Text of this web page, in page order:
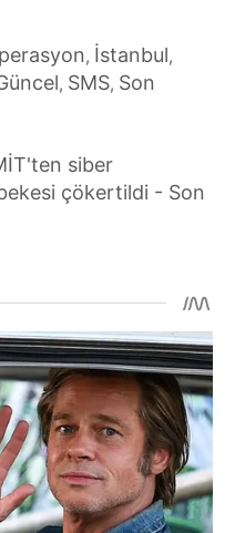
, İstanbul,
, SMS, Son
siber
çökertildi - Son